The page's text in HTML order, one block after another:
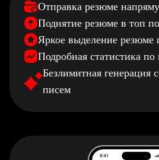
Отправка резюме
Поднятие резюме в топ
Яркое выделение резюме
Подробная статистика по
Безлимитная генерация
писем